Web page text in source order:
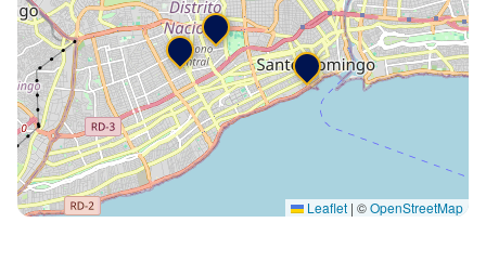
Leaflet | ©OpenStreetMap